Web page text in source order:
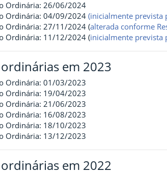
Ordinária: 26/06/2024
Ordinária: 04/09/2024 (inicialmente prevista
Ordinária: 27/11/2024 (alterada conforme
Ordinária: 11/12/2024 (inicialmente prevista
em 2023
Ordinária: 01/03/2023
Ordinária: 19/04/2023
Ordinária: 21/06/2023
Ordinária: 16/08/2023
Ordinária: 18/10/2023
Ordinária: 13/12/2023
em 2022